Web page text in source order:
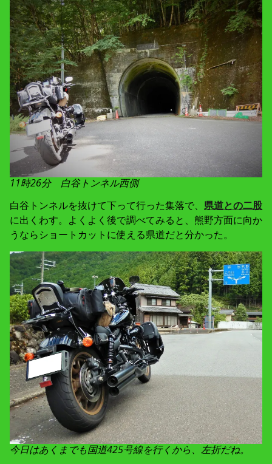
11時26分 白谷トンネル西側
白谷トンネルを抜けて下って行った集落で、 県道との二股
に出くわす。よくよく後で調べてみると、熊野方面に向か
うならショートカットに使える県道だと分かった。
今日はあくまでも国道425号線を行くから、左折だね。